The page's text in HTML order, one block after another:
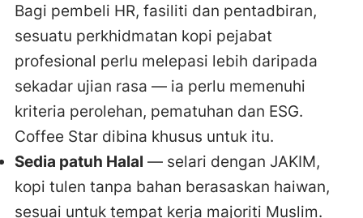
Bagi pembeli HR, fasiliti dan pentadbiran,
sesuatu perkhidmatan kopi pejabat
profesional perlu melepasi lebih daripada
sekadar ujian rasa — ia perlu memenuhi
kriteria perolehan, pematuhan dan ESG.
Coffee Star dibina khusus untuk itu.
Sedia patuh Halal — selari dengan JAKIM,
kopi tulen tanpa bahan berasaskan haiwan,
sesuai untuk tempat kerja majoriti Muslim.